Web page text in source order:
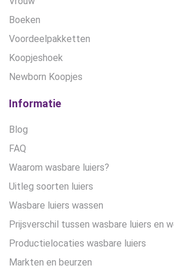
Boeken
Voordeelpakketten
Koopjeshoek
Newborn Koopjes
Informatie
Blog
FAQ
Waarom wasbare luiers?
Uitleg soorten luiers
Wasbare luiers wassen
Prijsverschil tussen wasbare luiers en
Productielocaties wasbare luiers
Markten en beurzen